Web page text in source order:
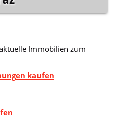
Immobilien zum
kaufen